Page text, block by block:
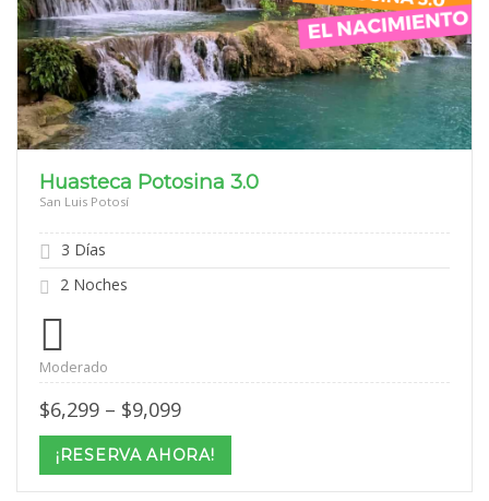
Huasteca Potosina 3.0
San Luis Potosí
3 Días
2 Noches
Moderado
$6,299 – $9,099Price
$6,299
through
$9,099
¡RESERVA AHORA!